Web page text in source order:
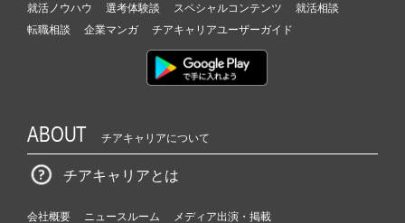
就活ノウハウ 選考体験談 スペシャルコンテンツ
就活相談
転職相談
企業マンガ チアキャリアユーザーガイド
ABOUT チアキャリアについて
チアキャリアとは
会社概要 ニュースルーム
メディア出演・掲載